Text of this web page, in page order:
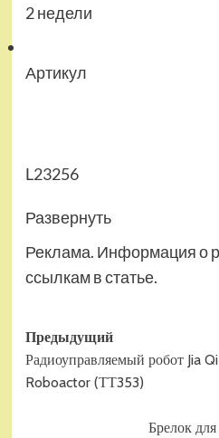
2 недели
Артикул
L23256
Развернуть
Реклама. Информация о
ссылкам в статье.
Навигация
записи
Предыдущий
Радиоуправляемый робот Jia
Roboactor (ТТ353)
Брелок